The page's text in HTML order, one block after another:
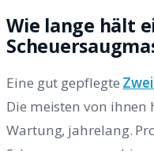
Wie lange hält
Eine gut gepflegte
Die meisten von ihnen
Wartung, jahrelang.